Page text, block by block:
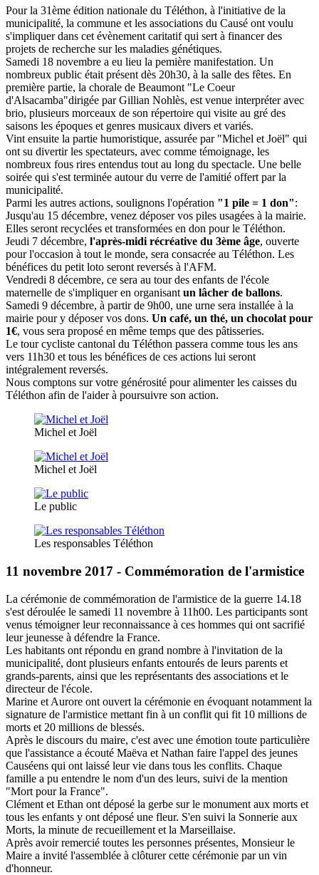
Pour la 31ème édition nationale du Téléthon, à l'initiative de la
municipalité, la commune et les associations du Causé ont voulu
s'impliquer dans cet évènement caritatif qui sert à financer des
projets de recherche sur les maladies génétiques.
Samedi 18 novembre a eu lieu la pemière manifestation. Un
nombreux public était présent dès 20h30, à la salle des fêtes. En
première partie, la chorale de Beaumont "Le Coeur
d'Alsacamba"dirigée par Gillian Nohlès, est venue interpréter avec
brio, plusieurs morceaux de son répertoire qui visite au gré des
saisons les époques et genres musicaux divers et variés.
Vint ensuite la partie humoristique, assurée par "Michel et Joël" qui
ont su divertir les spectateurs, avec comme témoignage, les
nombreux fous rires entendus tout au long du spectacle. Une belle
soirée qui s'est terminée autour du verre de l'amitié offert par la
municipalité.
Parmi les autres actions, soulignons l'opération "1 pile = 1 don":
Jusqu'au 15 décembre, venez déposer vos piles usagées à la mairie.
Elles seront recyclées et transformées en don pour le Téléthon.
Jeudi 7 décembre, l'après-midi récréative du 3ème âge, ouverte
pour l'occasion à tout le monde, sera consacrée au Téléthon. Les
bénéfices du petit loto seront reversés à l'AFM.
Vendredi 8 décembre, ce sera au tour des enfants de l'école
maternelle de s'impliquer en organisant un lâcher de ballons.
Samedi 9 décembre, à partir de 9h00, une urne sera installée à la
mairie pour y déposer vos dons. Un café, un thé, un chocolat pour
1€, vous sera proposé en même temps que des pâtisseries.
Le tour cycliste cantonal du Téléthon passera comme tous les ans
vers 11h30 et tous les bénéfices de ces actions lui seront
intégralement reversés.
Nous comptons sur votre générosité pour alimenter les caisses du
Téléthon afin de l'aider à poursuivre son action.
Michel et Joël
Michel et Joël
Le public
Les responsables Téléthon
11 novembre 2017 - Commémoration de l'armistice
La cérémonie de commémoration de l'armistice de la guerre 14.18
s'est déroulée le samedi 11 novembre à 11h00. Les participants sont
venus témoigner leur reconnaissance à ces hommes qui ont sacrifié
leur jeunesse à défendre la France.
Les habitants ont répondu en grand nombre à l'invitation de la
municipalité, dont plusieurs enfants entourés de leurs parents et
grands-parents, ainsi que les représentants des associations et le
directeur de l'école.
Marine et Aurore ont ouvert la cérémonie en évoquant notamment la
signature de l'armistice mettant fin à un conflit qui fit 10 millions de
morts et 20 millions de blessés.
Après le discours du maire, c'est avec une émotion toute particulière
que l'assistance a écouté Maëva et Nathan faire l'appel des jeunes
Causéens qui ont laissé leur vie dans tous les conflits. Chaque
famille a pu entendre le nom d'un des leurs, suivi de la mention
"Mort pour la France".
Clément et Ethan ont déposé la gerbe sur le monument aux morts et
tous les enfants y ont déposé une fleur. S'en suivi la Sonnerie aux
Morts, la minute de recueillement et la Marseillaise.
Après avoir remercié toutes les personnes présentes, Monsieur le
Maire a invité l'assemblée à clôturer cette cérémonie par un vin
d'honneur.